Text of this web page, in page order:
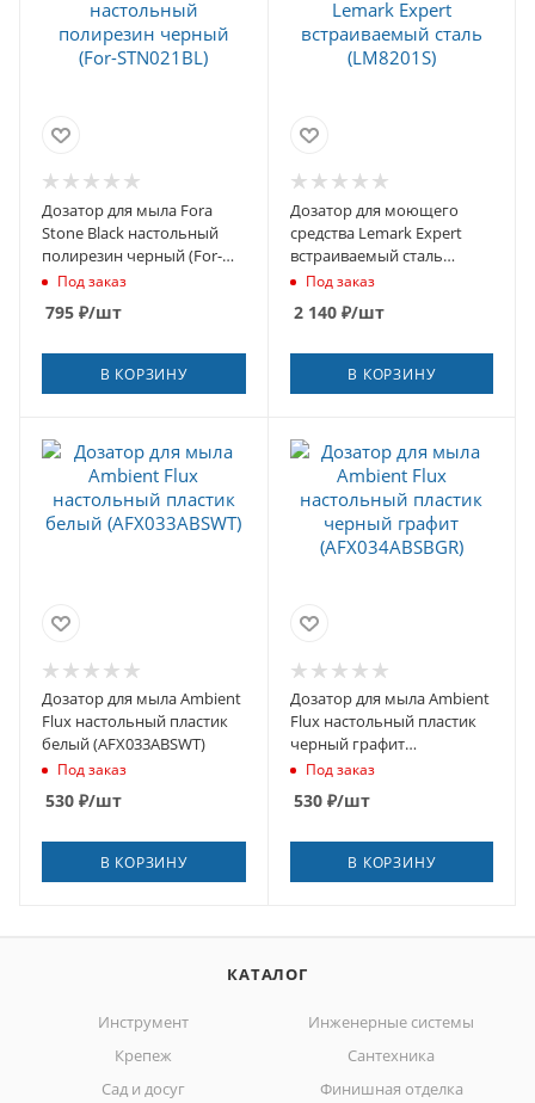
Дозатор для мыла Fora
Stone Black настольный
полирезин черный (For-
STN021BL)
Под заказ
795 ₽/шт
В КОРЗИНУ
Дозатор для моющего
средства Lemark Expert
встраиваемый сталь
(LM8201S)
Под заказ
2 140₽/шт
В КОРЗИНУ
Дозатор для мыла Ambient
Flux настольный пластик
белый (AFX033ABSWT)
Под заказ
530 ₽/шт
В КОРЗИНУ
Дозатор для мыла Ambient
Flux настольный пластик
черный графит
(AFX034ABSBGR)
Под заказ
530₽/шт
В КОРЗИНУ
КАТАЛОГ
Инструмент
Инженерные системы
Крепеж
Сантехника
Сад и досуг
Финишная отделка